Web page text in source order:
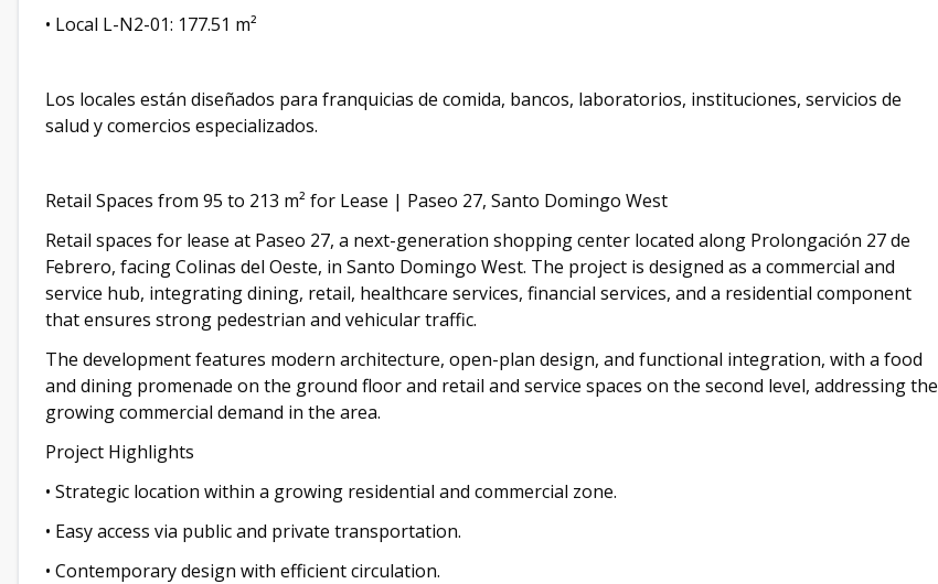
• Local L-N2-01: 177.51 m²
Los locales están diseñados para franquicias de comida, bancos, laboratorios, instituciones, servicios de
salud y comercios especializados.
Retail Spaces from 95 to 213 m² for Lease | Paseo 27, Santo Domingo West
Retail spaces for lease at Paseo 27, a next-generation shopping center located along Prolongación 27 de
Febrero, facing Colinas del Oeste, in Santo Domingo West. The project is designed as a commercial and
service hub, integrating dining, retail, healthcare services, financial services, and a residential component
that ensures strong pedestrian and vehicular traffic.
The development features modern architecture, open-plan design, and functional integration, with a food
and dining promenade on the ground floor and retail and service spaces on the second level, addressing the
growing commercial demand in the area.
Project Highlights
• Strategic location within a growing residential and commercial zone.
• Easy access via public and private transportation.
• Contemporary design with efficient circulation.